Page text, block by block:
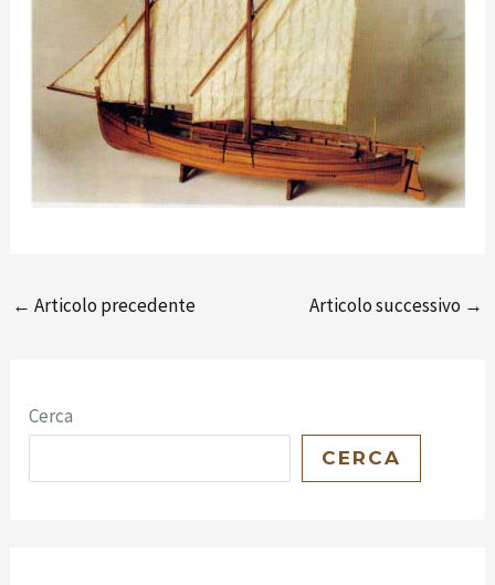
← Articolo precedente Articolo successivo →
Cerca
CERCA